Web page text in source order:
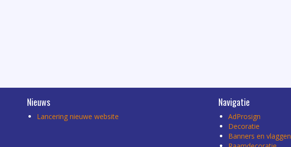
Nieuws
Lancering nieuwe website
Navigatie
AdProsign
Decoratie
Banners en vlaggen